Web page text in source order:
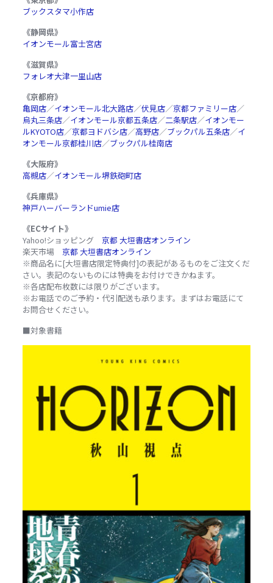
ブックスタマ小作店
《静岡県》
イオンモール富士宮店
《滋賀県》
フォレオ大津一里山店
《京都府》
亀岡店／イオンモール北大路店／伏見店／京都ファミリー店／
烏丸三条店／イオンモール京都五条店／二条駅店／イオンモー
ルKYOTO店／京都ヨドバシ店／高野店／ブックパル五条店／イ
オンモール京都桂川店／ブックパル桂南店
《大阪府》
高槻店／イオンモール堺鉄砲町店
《兵庫県》
神戸ハーバーランドumie店
《ECサイト》
Yahoo!ショッピング 京都 大垣書店オンライン
楽天市場 京都 大垣書店オンライン
※商品名に[大垣書店限定特典付]の表記があるものをご注文くだ
さい。表記のないものには特典をお付けできかねます。
※各店配布枚数には限りがございます。
※お電話でのご予約・代引配送も承ります。まずはお電話にて
お問合せください。
■対象書籍